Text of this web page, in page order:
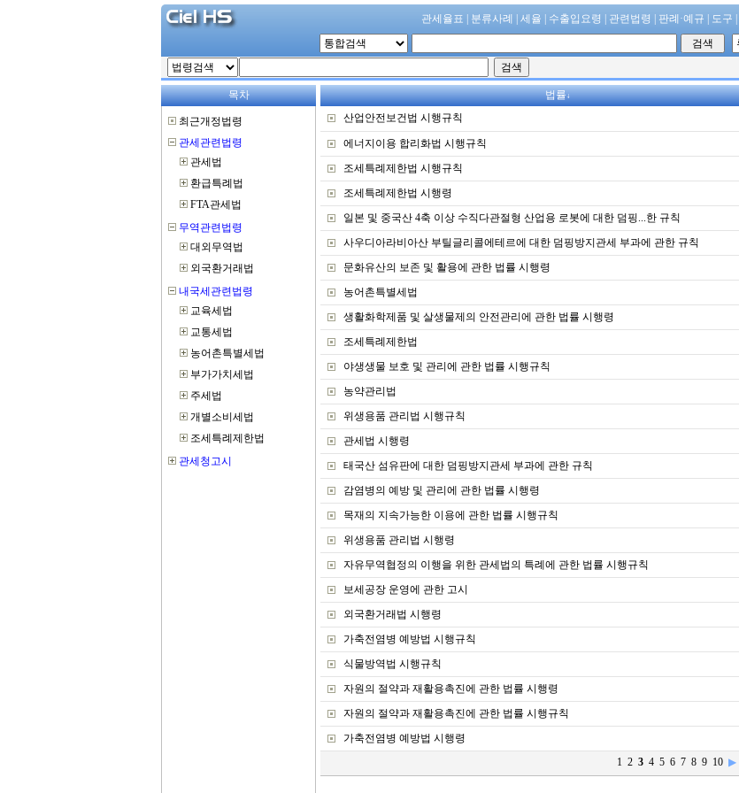
관세율표 분류사례 세율 수출입요령 관련법령 판례·예규 도구
목차 법률↓
산업안전보건법 시행규칙
에너지이용 합리화법 시행규칙
조세특례제한법 시행규칙
조세특례제한법 시행령
일본 및 중국산 4축 이상 수직다관절형 산업용 로봇에 대한 덤핑...한 규칙
사우디아라비아산 부틸글리콜에테르에 대한 덤핑방지관세 부과에 관한 규칙
문화유산의 보존 및 활용에 관한 법률 시행령
농어촌특별세법
생활화학제품 및 살생물제의 안전관리에 관한 법률 시행령
조세특례제한법
야생생물 보호 및 관리에 관한 법률 시행규칙
농약관리법
위생용품 관리법 시행규칙
관세법 시행령
태국산 섬유판에 대한 덤핑방지관세 부과에 관한 규칙
감염병의 예방 및 관리에 관한 법률 시행령
목재의 지속가능한 이용에 관한 법률 시행규칙
위생용품 관리법 시행령
자유무역협정의 이행을 위한 관세법의 특례에 관한 법률 시행규칙
보세공장 운영에 관한 고시
외국환거래법 시행령
가축전염병 예방법 시행규칙
식물방역법 시행규칙
자원의 절약과 재활용촉진에 관한 법률 시행령
자원의 절약과 재활용촉진에 관한 법률 시행규칙
가축전염병 예방법 시행령
1 2 3 4 5 6 7 8 9 10 ▶